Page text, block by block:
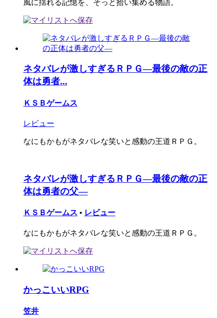
風に揺れる記憶を、そっと拾い集める物語。
ネタバレが激しすぎるＲＰＧ―最後の敵の正
体は勇者...
ＫＳＢゲームス
レビュー
なにもかもがネタバレな笑いと感動の王道ＲＰＧ。
ネタバレが激しすぎるＲＰＧ―最後の敵の正
体は勇者の父―
ＫＳＢゲームス • レビュー
なにもかもがネタバレな笑いと感動の王道ＲＰＧ。
かっこいいRPG
笠井